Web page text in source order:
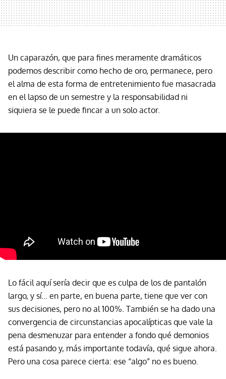
Un caparazón, que para fines meramente dramáticos
podemos describir como hecho de oro, permanece, pero
el alma de esta forma de entretenimiento fue masacrada
en el lapso de un semestre y la responsabilidad ni
siquiera se le puede fincar a un solo actor.
Lo fácil aquí sería decir que es culpa de los de pantalón
largo, y sí… en parte, en buena parte, tiene que ver con
sus decisiones, pero no al 100%. También se ha dado una
convergencia de circunstancias apocalípticas que vale la
pena desmenuzar para entender a fondo qué demonios
está pasando y, más importante todavía, qué sigue ahora.
Pero una cosa parece cierta: ese “algo” no es bueno.